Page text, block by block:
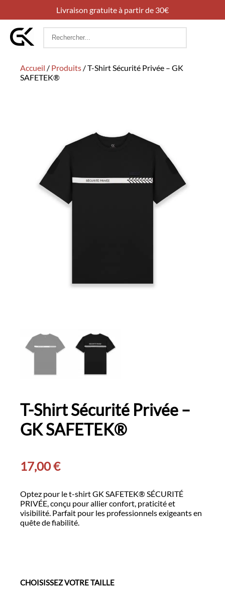
Livraison gratuite à partir de 30€
Rechercher
Accueil / Produits /T-Shirt Sécurité Privée – GK
SAFETEK®
T-Shirt Sécurité Privée –
GK SAFETEK®
17,00€
Optez pour le t-shirt GK SAFETEK® SÉCURITÉ
PRIVÉE, conçu pour allier confort, praticité et
visibilité. Parfait pour les professionnels exigeants en
quête de fiabilité.
CHOISISSEZ VOTRE TAILLE